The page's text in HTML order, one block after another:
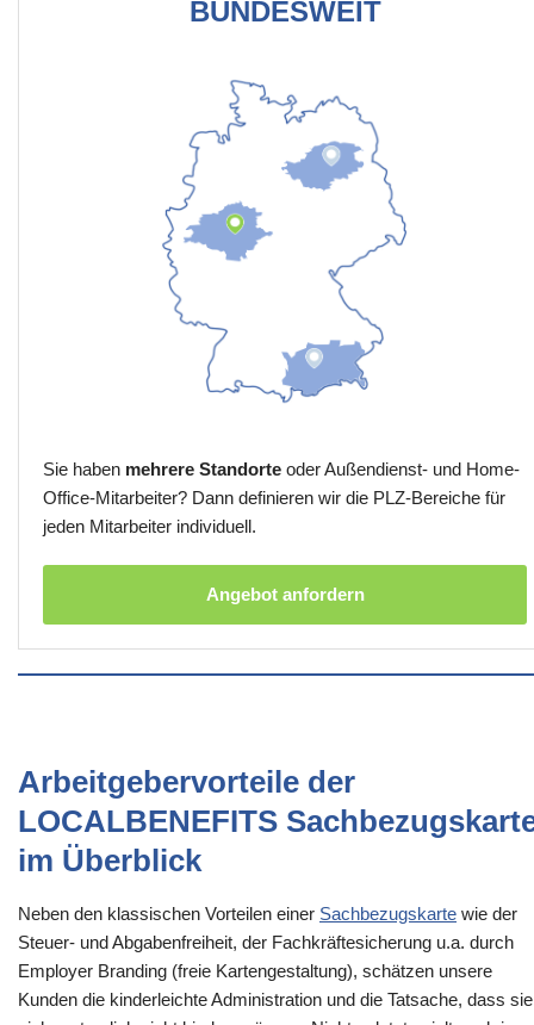
BUNDESWEIT
Sie haben mehrere Standorte oder Außendienst- und Home-
Office-Mitarbeiter? Dann definieren wir die PLZ-Bereiche für
jeden Mitarbeiter individuell.
Angebot anfordern
Arbeitgebervorteile der
LOCALBENEFITS
im Überblick
Neben den klassischen Vorteilen einer Sachbezugskarte wie der
Steuer- und Abgabenfreiheit, der Fachkräftesicherung u.a. durch
Employer Branding (freie Kartengestaltung), schätzen unsere
Kunden die kinderleichte Administration und die Tatsache, dass sie